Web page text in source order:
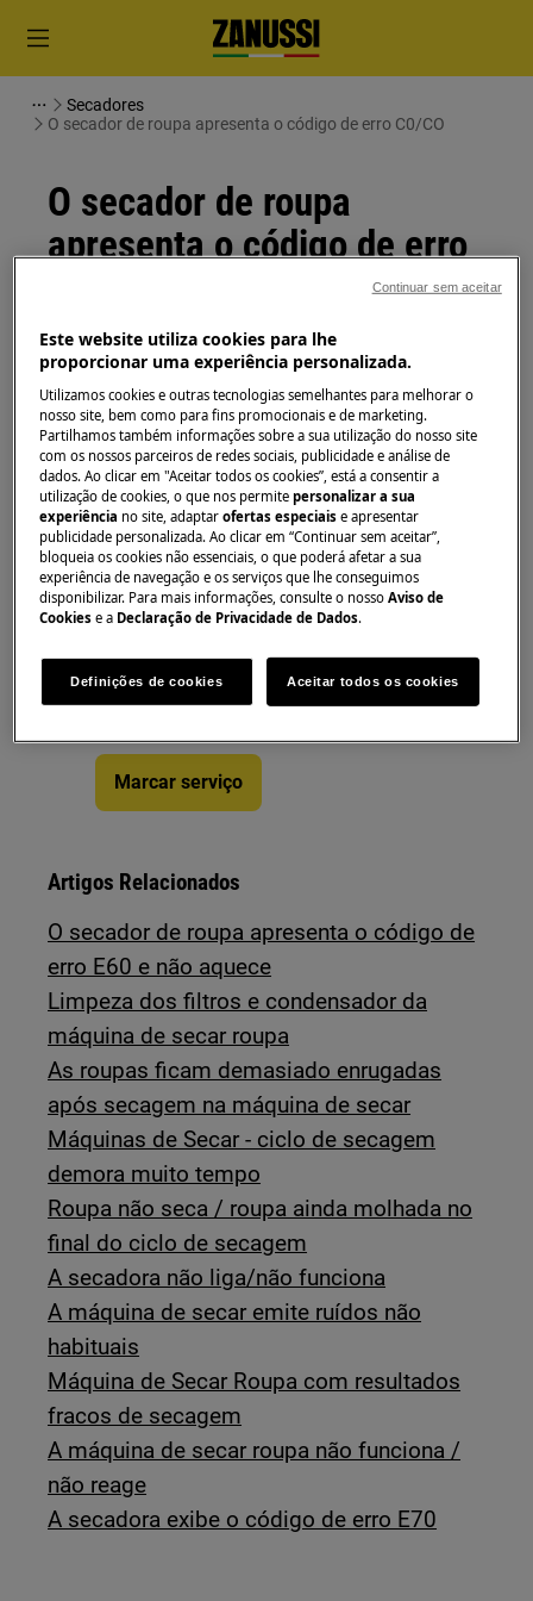
Secadores
O secador de roupa apresenta o código de erro C0/CO
O secador de roupa
apresenta o código de erro
Solução
O código de erro C0 ou CO significa que a
máquina não tem qualquer avaria.
Este artigo foi útil?
Precisa de assistência
página de assistência técnica e
reserve a reparação.
Marcar serviço
Artigos Relacionados
O secador de roupa apresenta o código de
erro E60 e não aquece
Limpeza dos filtros e condensador da
máquina de secar roupa
As roupas ficam demasiado enrugadas
após secagem na máquina de secar
Máquinas de Secar - ciclo de secagem
demora muito tempo
Roupa não seca / roupa ainda molhada no
final do ciclo de secagem
A secadora não liga/não funciona
A máquina de secar emite ruídos não
habituais
Máquina de Secar Roupa com resultados
fracos de secagem
A máquina de secar roupa não funciona /
não reage
A secadora exibe o código de erro E70
Este website utiliza cookies para lhe
proporcionar uma experiência personalizada.
Utilizamos cookies e outras tecnologias semelhantes para melhorar o
nosso site, bem como para fins promocionais e de marketing.
Partilhamos também informações sobre a sua utilização do nosso site
com os nossos parceiros de redes sociais, publicidade e análise de
dados. Ao clicar em "Aceitar todos os cookies”, está a consentir a
utilização de cookies, o que nos permitepersonalizar a sua
experiência no site, adaptarofertas especiaise apresentar
publicidade personalizada. Ao clicar em “Continuar sem aceitar”,
bloqueia os cookies não essenciais, o que poderá afetar a sua
experiência de navegação e os serviços que lhe conseguimos
disponibilizar. Para mais informações, consulte o nossoAviso de
Cookies e a Declaração de Privacidade de Dados.
Definições de cookies Aceitar todos os cookies
Continuar sem aceitar